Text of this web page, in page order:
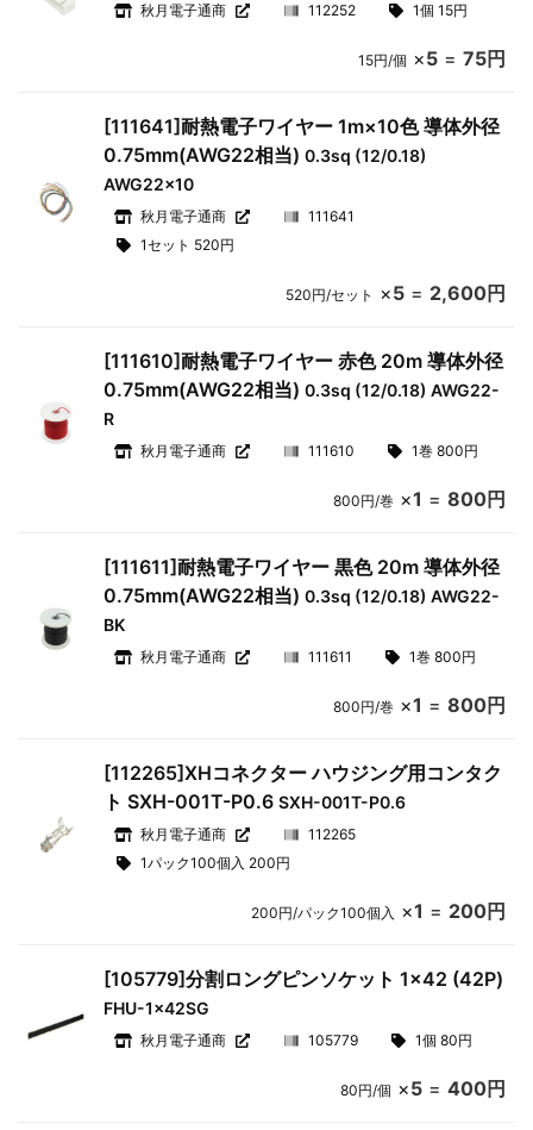
秋月電子通商 112252 1個 15円
15円/個 ×5= 75円
[111641]耐熱電子ワイヤー 1m×10色 導体外径
0.75mm(AWG22相当)0.3sq (12/0.18)
AWG22x10
秋月電子通商
111641
1セット 520円
520円/セット ×5= 2,600円
[111610]耐熱電子ワイヤー 赤色 20m 導体外径
0.75mm(AWG22相当)0.3sq (12/0.18) AWG22-
R
秋月電子通商 111610 1巻 800円
800円/巻 ×1 = 800円
[111611]耐熱電子ワイヤー 黒色 20m 導体外径
0.75mm(AWG22相当)0.3sq (12/0.18) AWG22-
BK
秋月電子通商 111611 1巻 800円
800円/巻 ×1 = 800円
[112265]XHコネクター ハウジング用コンタク
ト SXH-001T-P0.6SXH-001T-P0.6
秋月電子通商
112265
1パック100個入 200円
200円/パック100個入 ×1 = 200円
[105779]分割ロングピンソケット 1×42 (42P)
FHU-1x42SG
秋月電子通商 105779 1個 80円
80円/個 ×5= 400円